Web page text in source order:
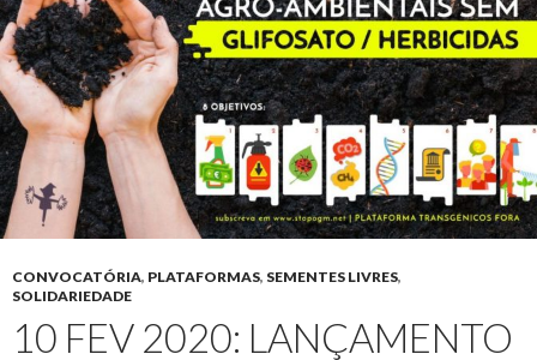
CONVOCATÓRIA, PLATAFORMAS, SEMENTES LIVRES,
SOLIDARIEDADE
10 FEV 2020: LANÇAMENTO